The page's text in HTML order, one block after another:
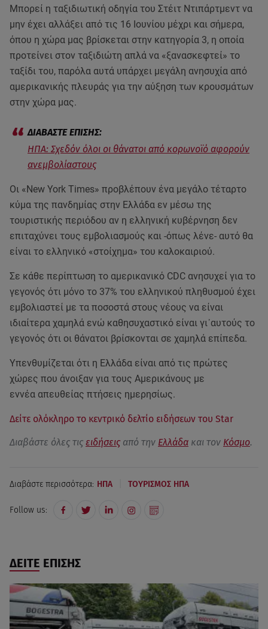
Μπορεί η ταξιδιωτική οδηγία του Στέιτ Ντιπάρτμεντ να
μην έχει αλλάξει από τις 16 Ιουνίου μέχρι και σήμερα,
όπου η χώρα μας βρίσκεται στην κατηγορία 3, η οποία
προτείνει στον ταξιδιώτη απλά να «ξανασκεφτεί» το
ταξίδι του, παρόλα αυτά υπάρχει μεγάλη ανησυχία από
αμερικανικής πλευράς για την αύξηση των κρουσμάτων
στην χώρα μας.
ΗΠΑ: Σχεδόν όλοι οι θάνατοι από κορωνοϊό αφορούν
ανεμβολίαστους
Οι «New York Times» προβλέπουν ένα μεγάλο τέταρτο
κύμα της πανδημίας στην Ελλάδα εν μέσω της
τουριστικής περιόδου αν η ελληνική κυβέρνηση δεν
επιταχύνει τους εμβολιασμούς και -όπως λένε- αυτό θα
είναι το ελληνικό «στοίχημα» του καλοκαιριού.
Σε κάθε περίπτωση το αμερικανικό CDC ανησυχεί για το
γεγονός ότι μόνο το 37% του ελληνικού πληθυσμού έχει
εμβολιαστεί με τα ποσοστά στους νέους να είναι
ιδιαίτερα χαμηλά ενώ καθησυχαστικό είναι γι᾽αυτούς το
γεγονός ότι οι θάνατοι βρίσκονται σε χαμηλά επίπεδα.
Υπενθυμίζεται ότι η Ελλάδα είναι από τις πρώτες
χώρες που άνοιξαν για τους Αμερικάνους με
εννέα απευθείας πτήσεις ημερησίως.
Δείτε ολόκληρο το κεντρικό δελτίο ειδήσεων του Star
Διαβάστε όλες τις ειδήσεις από την Ελλάδα και τον Κόσμο.
Διαβάστε περισσότερα: ΗΠΑ ΤΟΥΡΙΣΜΟΣ ΗΠΑ
Follow us:
ΔΕΙΤΕ ΕΠΙΣΗΣ